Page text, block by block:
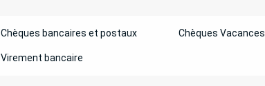
Chèques bancaires et postaux Chèques Vacances
Virement bancaire